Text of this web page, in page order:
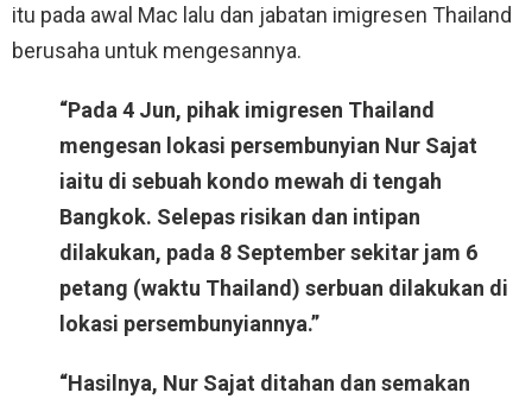
itu pada awal Mac lalu dan jabatan imigresen Thailand
berusaha untuk mengesannya.
“Pada 4 Jun, pihak imigresen Thailand
mengesan lokasi persembunyian Nur Sajat
iaitu di sebuah kondo mewah di tengah
Bangkok. Selepas risikan dan intipan
dilakukan, pada 8 September sekitar jam 6
petang (waktu Thailand) serbuan dilakukan di
lokasi persembunyiannya.”
“Hasilnya, Nur Sajat ditahan dan semakan